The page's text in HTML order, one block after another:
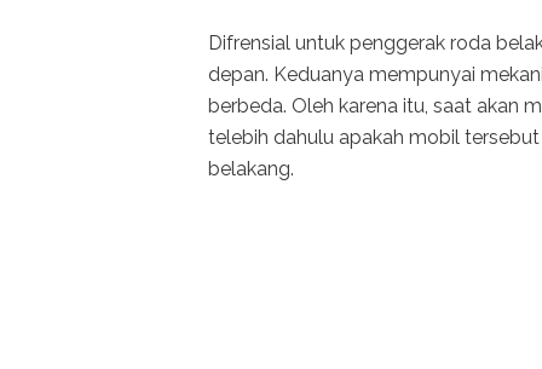
Difrensial untuk penggerak roda
depan. Keduanya mempunyai
berbeda. Oleh karena itu, saat akan
telebih dahulu apakah mobil
belakang.